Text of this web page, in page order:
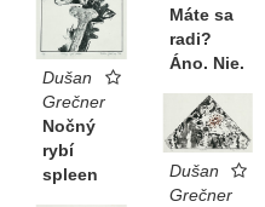
Máte sa
radi?
Áno. Nie.
Dušan
Grečner
Nočný
rybí
spleen
Dušan
Grečner